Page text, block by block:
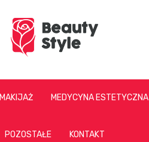
beautystyle.pl
MAKIJAŻ MEDYCYNA ESTETYCZNA
POZOSTAŁE KONTAKT